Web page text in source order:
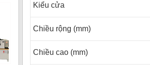
Kiểu cửa
Chiều rộng (mm)
Chiều cao (mm)